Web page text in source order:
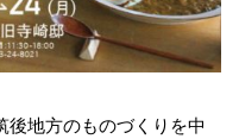
後地方のものづくりを中